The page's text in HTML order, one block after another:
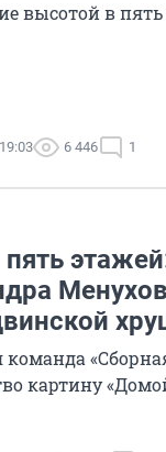
высотой в
6 446 1
команда
картину